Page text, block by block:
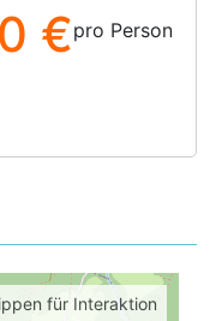
€pro Person
für Interaktion